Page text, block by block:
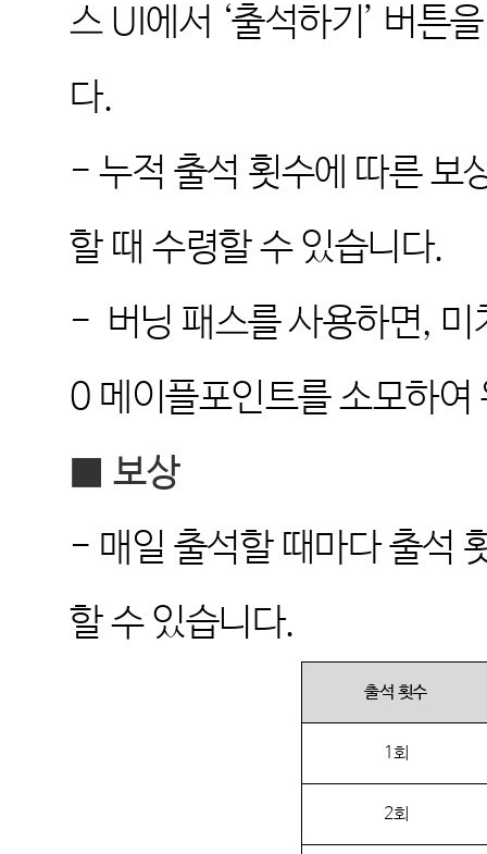
스UI에서 ‘출석하기 ’ 버튼
다.
-누적 출석 횟수에 따른 보
할 때 수령할 수 있습니다.
- 버닝 패스를 사용하면, 미
0 메이플포인트를 소모하여
■보상
- 매일 출석할 때마다 출석
할 수 있습니다.
출석 횟수
1회
2회